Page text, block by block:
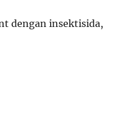
dengan insektisida,